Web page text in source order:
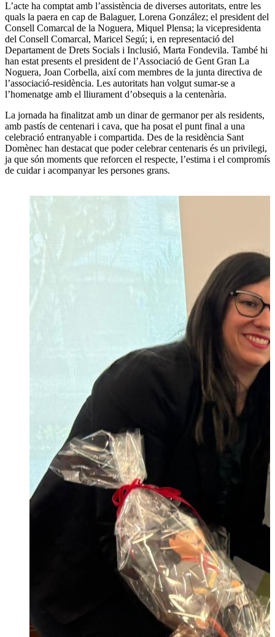
L’acte ha comptat amb l’assistència de diverses autoritats, entre les
quals la paera en cap de Balaguer, Lorena González; el president del
Consell Comarcal de la Noguera, Miquel Plensa; la vicepresidenta
del Consell Comarcal, Maricel Segú; i, en representació del
Departament de Drets Socials i Inclusió, Marta Fondevila. També hi
han estat presents el president de l’Associació de Gent Gran La
Noguera, Joan Corbella, així com membres de la junta directiva de
l’associació-residència. Les autoritats han volgut sumar-se a
l’homenatge amb el lliurament d’obsequis a la centenària.
La jornada ha finalitzat amb un dinar de germanor per als residents,
amb pastís de centenari i cava, que ha posat el punt final a una
celebració entranyable i compartida. Des de la residència Sant
Domènec han destacat que poder celebrar centenaris és un privilegi,
ja que són moments que reforcen el respecte, l’estima i el compromís
de cuidar i acompanyar les persones grans.